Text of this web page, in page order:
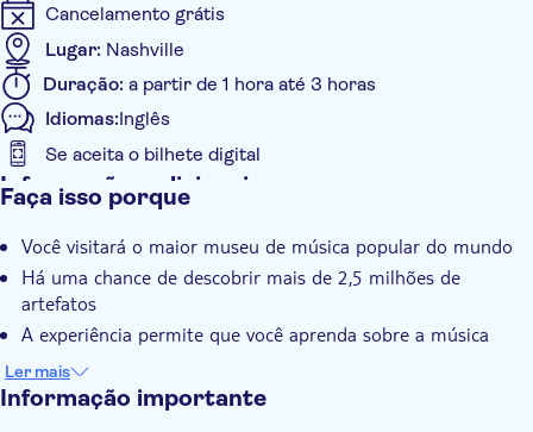
Cancelamento grátis
Lugar: Nashville
Duração: a partir de 1 hora até 3 horas
Idiomas:Inglês
Se aceita o bilhete digital
Informações adicionais
Taxas de entrada incluídas
Voucher eletrônico
Com audioguia
Faça isso porque
Você visitará o maior museu de música popular do mundo
Há uma chance de descobrir mais de 2,5 milhões de
artefatos
A experiência permite que você aprenda sobre a música
country desde suas raízes até os dias atuais
Ler mais
Informação importante